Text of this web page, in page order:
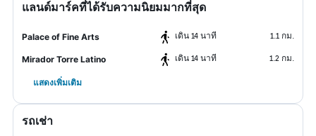
แลนด์มาร์คที่ได้รับความนิยมมากที่สุด
Palace of Fine Arts เดิน 14 นาที 1.1 กม.
Mirador Torre Latino เดิน 14 นาที 1.2 กม.
แสดงเพิ่มเติม
รถเช่า